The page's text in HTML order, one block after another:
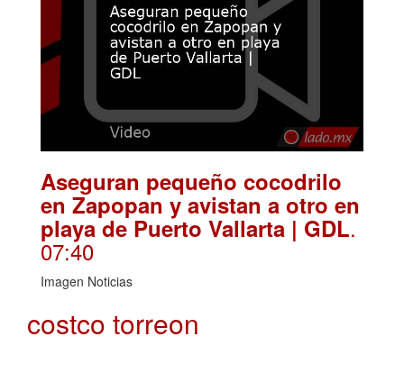
Aseguran pequeño cocodrilo
en Zapopan y avistan a otro en
playa de Puerto Vallarta | GDL.
07:40
Imagen Noticias
costco torreon